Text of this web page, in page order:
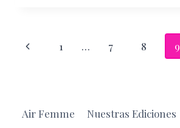
CARILLAS
Navegación
Página
1 … 7 8 9
Air Femme Nuestras Ediciones